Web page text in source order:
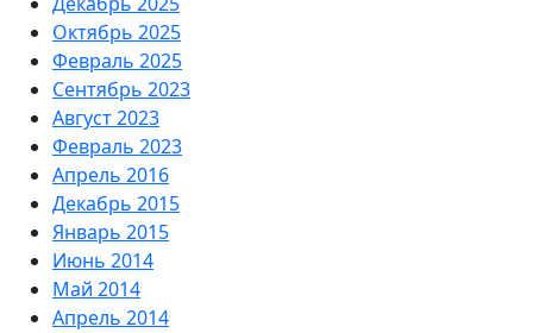
Октябрь 2025
Февраль 2025
Сентябрь 2023
Август 2023
Февраль 2023
Апрель 2016
Декабрь 2015
Январь 2015
Июнь 2014
Май 2014
Апрель 2014